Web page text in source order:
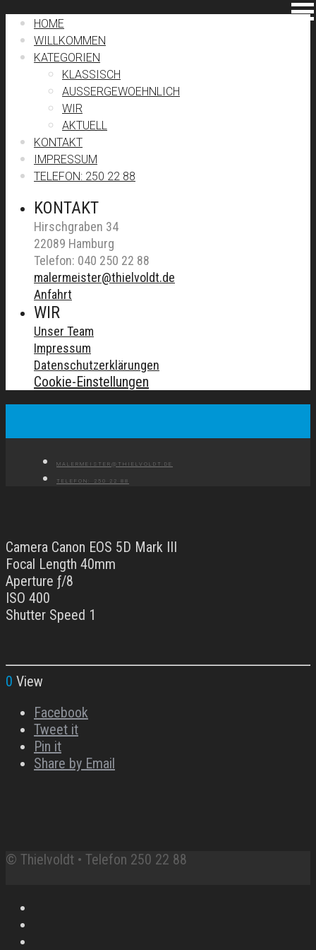
HOME
WILLKOMMEN
KATEGORIEN
KLASSISCH
AUSSERGEWOEHNLICH
WIR
AKTUELL
KONTAKT
IMPRESSUM
TELEFON: 250 22 88
KONTAKT
Hirschgraben 34
22089 Hamburg
Telefon: 040 250 22 88
malermeister@thielvoldt.de
Anfahrt
WIR
Unser Team
Impressum
Datenschutzerklärungen
Cookie-Einstellungen
MALERMEISTER@THIELVOLDT.DE
TELEFON: 250 22 88
Camera Canon EOS 5D Mark III
Focal Length 40mm
Aperture ƒ/8
ISO 400
Shutter Speed 1
0 View
Facebook
Tweet it
Pin it
Share by Email
© Thielvoldt • Telefon 250 22 88